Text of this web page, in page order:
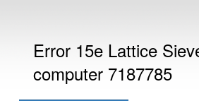
Error 15e Lattice
computer 7187785